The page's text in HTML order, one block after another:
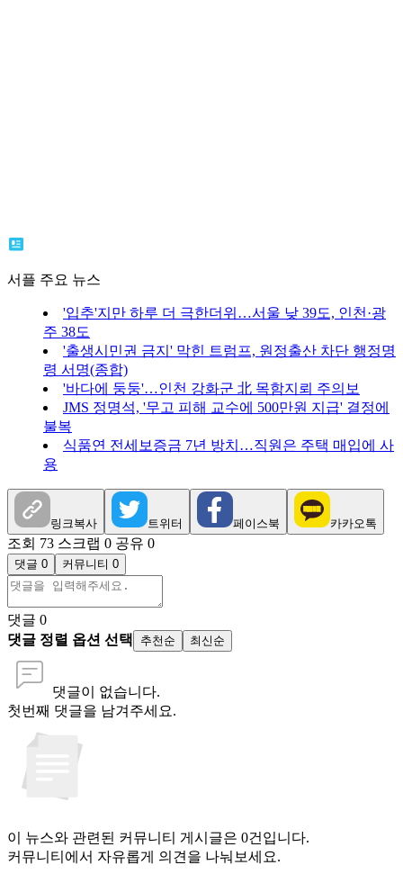
서플 주요 뉴스
'입추'지만 하루 더 극한더위…서울 낮 39도, 인천·광
주 38도
'출생시민권 금지' 막힌 트럼프, 원정출산 차단 행정명
령 서명(종합)
'바다에 둥둥'…인천 강화군 北 목함지뢰 주의보
JMS 정명석, '무고 피해 교수에 500만원 지급' 결정에
불복
식품연 전세보증금 7년 방치…직원은 주택 매입에 사
용
링크복사 트위터 페이스북 카카오톡
조회 73 스크랩 0 공유 0
댓글 0 커뮤니티 0
댓글 0
댓글 정렬 옵션 선택
추천순 최신순
댓글이 없습니다.
첫번째 댓글을 남겨주세요.
이 뉴스와 관련된 커뮤니티 게시글은 0건입니다.
커뮤니티에서 자유롭게 의견을 나눠보세요.